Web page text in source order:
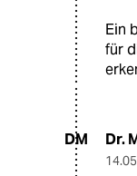
Ein
für
DM Dr.